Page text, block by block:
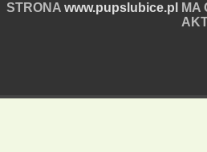
STRONA www.pupslubice.pl
MA